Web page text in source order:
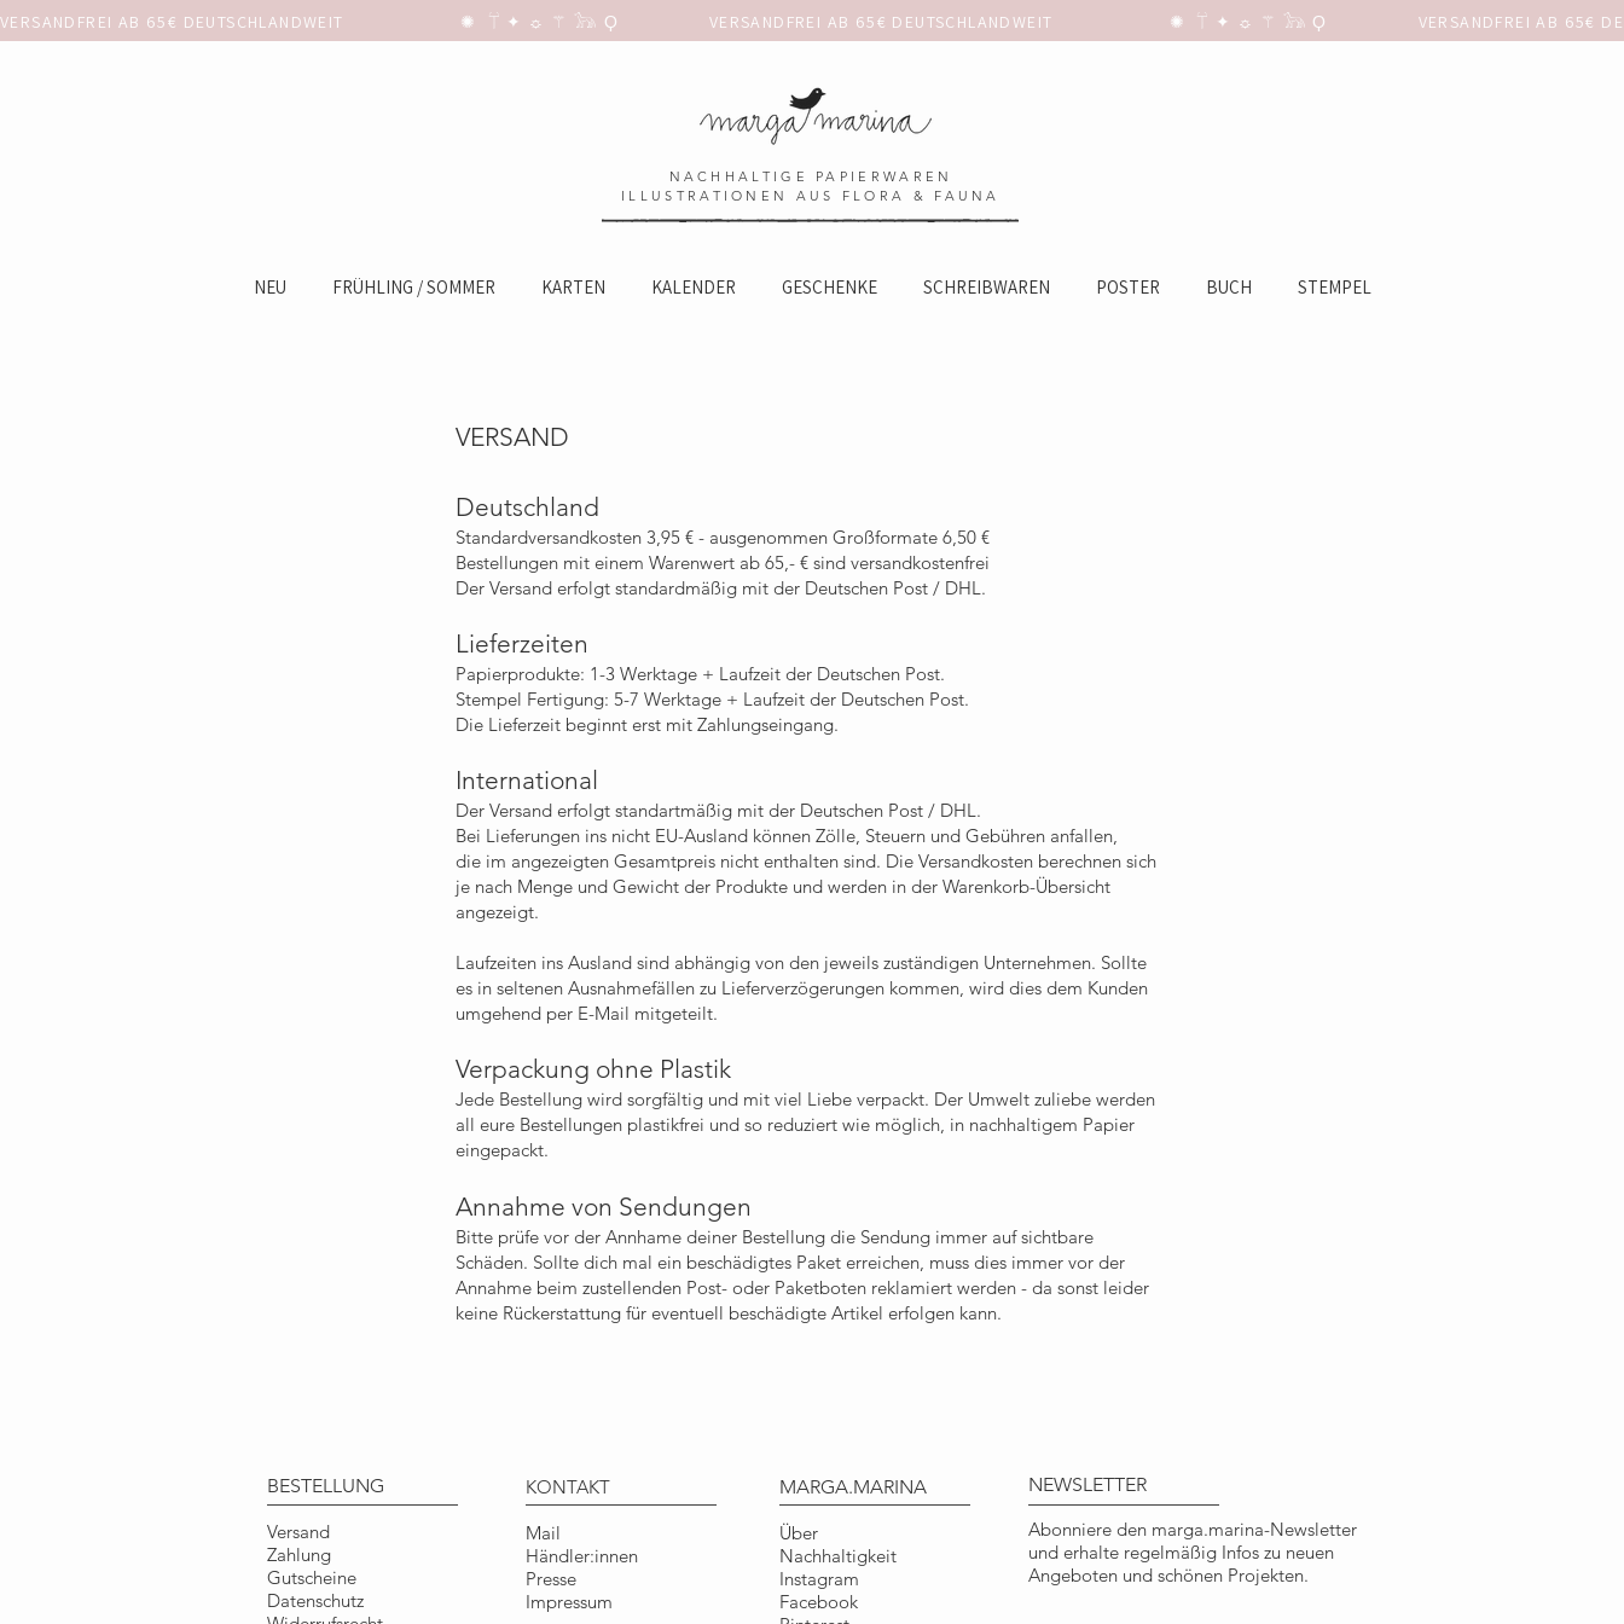
VERSANDFREI AB 65€ DEUTSCHLANDWEIT                      ✺  𓋼 ✦ ☼ ⚚ 𓃥 Ϙ
NACHHALTIGE PAPIERWAREN
ILLUSTRATIONEN AUS FLORA & FAUNA
NEU FRÜHLING / SOMMER KARTEN KALENDER GESCHENKE SCHREIBWAREN POSTER BUCH STEMPEL
VERSAND
Deutschland
Standardversandkosten 3,95 € - ausgenommen Großformate 6,50 €
Bestellungen mit einem Warenwert ab 65,- € sind versandkostenfrei
Der Versand erfolgt standardmäßig mit der Deutschen Post / DHL.
Lieferzeiten
Papierprodukte: 1-3 Werktage + Laufzeit der Deutschen Post.
Stempel Fertigung: 5-7 Werktage + Laufzeit der Deutschen Post.
Die Lieferzeit beginnt erst mit Zahlungseingang.
International
Der Versand erfolgt standartmäßig mit der Deutschen Post / DHL.
Bei Lieferungen ins nicht EU-Ausland können Zölle, Steuern und Gebühren anfallen,
die im angezeigten Gesamtpreis nicht enthalten sind. Die Versandkosten berechnen sich
je nach Menge und Gewicht der Produkte und werden in der Warenkorb-Übersicht
angezeigt.
Laufzeiten ins Ausland sind abhängig von den jeweils zuständigen Unternehmen. Sollte
es in seltenen Ausnahmefällen zu Lieferverzögerungen kommen, wird dies dem Kunden
umgehend per E-Mail mitgeteilt.
Verpackung ohne Plastik
Jede Bestellung wird sorgfältig und mit viel Liebe verpackt. Der Umwelt zuliebe werden
all eure Bestellungen plastikfrei und so reduziert wie möglich, in nachhaltigem Papier
eingepackt.
Annahme von Sendungen
Bitte prüfe vor der Annhame deiner Bestellung die Sendung immer auf sichtbare
Schäden. Sollte dich mal ein beschädigtes Paket erreichen, muss dies immer vor der
Annahme beim zustellenden Post- oder Paketboten reklamiert werden - da sonst leider
keine Rückerstattung für eventuell beschädigte Artikel erfolgen kann.
BESTELLUNG
Versand
Zahlung
Gutscheine
Datenschutz
KONTAKT
Mail
Händler:innen
Presse
Impressum
MARGA.MARINA
Über
Nachhaltigkeit
Instagram
Facebook
NEWSLETTER
Abonniere den marga.marina-Newsletter
und erhalte regelmäßig Infos zu neuen
Angeboten und schönen Projekten.